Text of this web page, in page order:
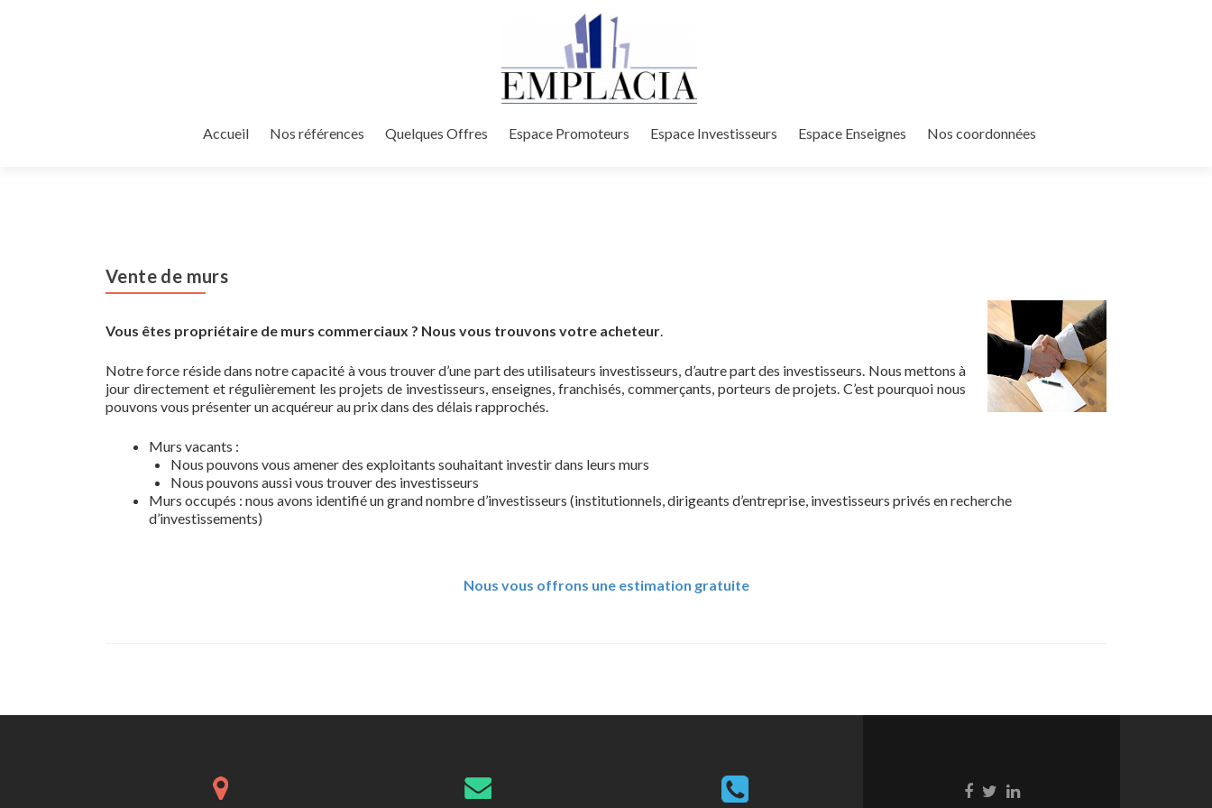
Accueil Nos références Quelques Offres Espace Promoteurs Espace Investisseurs Espace Enseignes Nos coordonnées
Vente de murs
Vous êtes propriétaire de murs commerciaux ? Nous vous trouvons votre acheteur.
Notre force réside dans notre capacité à vous trouver d’une part des utilisateurs investisseurs, d’autre part des investisseurs. Nous mettons à
jour directement et régulièrement les projets de investisseurs, enseignes, franchisés, commerçants, porteurs de projets. C’est pourquoi nous
pouvons vous présenter un acquéreur au prix dans des délais rapprochés.
Murs vacants :
Nous pouvons vous amener des exploitants souhaitant investir dans leurs murs
Nous pouvons aussi vous trouver des investisseurs
Murs occupés : nous avons identifié un grand nombre d’investisseurs (institutionnels, dirigeants d’entreprise, investisseurs privés en recherche
d’investissements)
Nous vous offrons une estimation gratuite